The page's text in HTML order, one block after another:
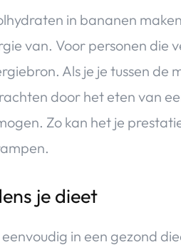
in bananen
van. Voor personen die
Als je je tussen
door het eten van
Zo kan het je
je dieet
in een gezond